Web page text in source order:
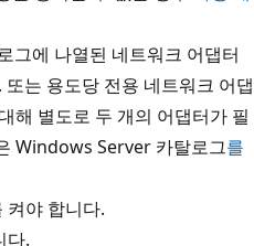
그에 나열된 네트워크 어댑터
는 용도당 전용 네트워크 어댑
해 별도로 두 개의 어댑터가 필
Windows Server 카탈로그를
야 합니다.
다.